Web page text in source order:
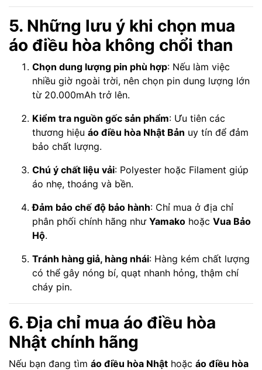
5. Những lưu ý khi chọn mua
áo điều hòa không chổi than
Chọn dung lượng pin phù hợp: Nếu làm việc
nhiều giờ ngoài trời, nên chọn pin dung lượng lớn
từ 20.000mAh trở lên.
Kiểm tra nguồn gốc sản phẩm: Ưu tiên các
thương hiệu áo điều hòa Nhật Bản uy tín để đảm
bảo chất lượng.
Chú ý chất liệu vải: Polyester hoặc Filament giúp
áo nhẹ, thoáng và bền.
Đảm bảo chế độ bảo hành: Chỉ mua ở địa chỉ
phân phối chính hãng như Yamako hoặc Vua Bảo
Hộ.
Tránh hàng giả, hàng nhái: Hàng kém chất lượng
có thể gây nóng bí, quạt nhanh hỏng, thậm chí
cháy pin.
6. Địa chỉ mua áo điều hòa
Nhật chính hãng
Nếu bạn đang tìm áo điều hòa Nhật hoặc áo điều hòa